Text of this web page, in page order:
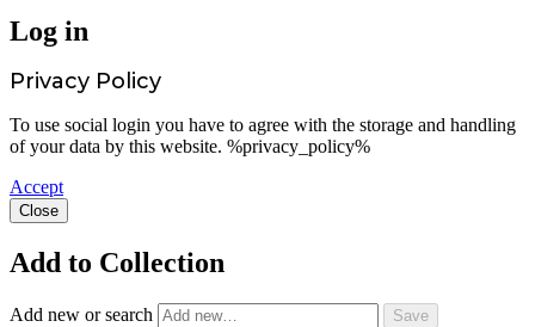
Log in
Privacy Policy
To use social login you have to agree with the storage and handling
of your data by this website. %privacy_policy%
Accept
Close
Add to Collection
Add new or search